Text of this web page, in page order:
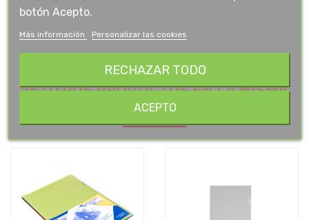
16 OTROS PRODUCTOS EN LA MISMA
CATEGORÍA:
botón Acepto.
Más información Personalizar las cookies
RECHAZAR TODO
ACEPTO